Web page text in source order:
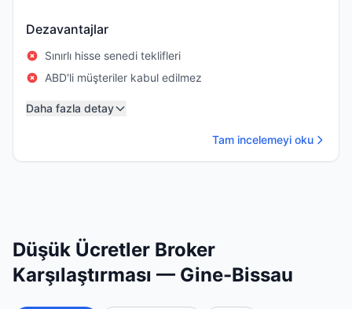
Dezavantajlar
Sınırlı hisse senedi teklifleri
ABD'li müşteriler kabul edilmez
Daha fazla detay
Tam incelemeyi oku
Düşük Ücretler Broker
Karşılaştırması — Gine-Bissau